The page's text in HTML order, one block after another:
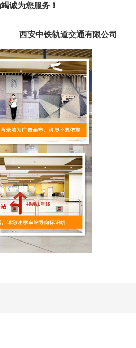
诚为您服务！
限公司